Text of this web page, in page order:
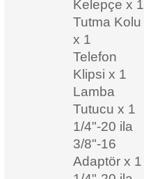
Kelepçe x 1
Tutma Kolu
x 1
Telefon
Klipsi x 1
Lamba
Tutucu x 1
1/4"-20 ila
3/8"-16
Adaptör x 1